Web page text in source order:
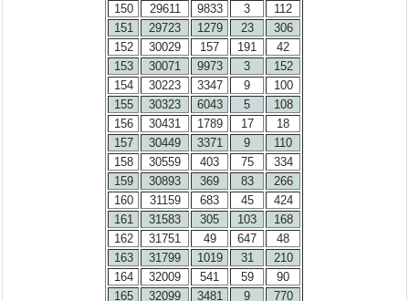
150
29611 9833 3
112
151
29723 1279 23
306
152
30029 157 191
42
153
30071 9973 3
152
154
30223 3347 9
100
155
30323 6043 5
108
156
30431 1789 17
18
157
30449 3371 9
110
158
30559 403 75
334
159
30893 369 83
266
160
31159 683 45
424
161
31583 305 103
168
162
31751 49 647
48
163
31799 1019 31
210
164
32009 541 59
90
165
32099 3481 9 770